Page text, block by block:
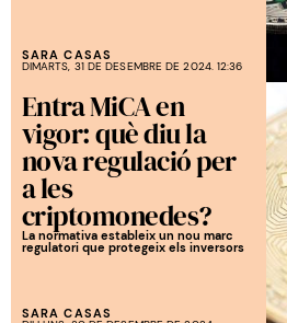
SARA CASAS
DIMARTS, 31 DE DESEMBRE DE 2024. 12:36
Entra MiCA en
vigor: què diu la
nova regulació per
a les
criptomonedes?
La normativa estableix un nou marc
regulatori que protegeix els inversors
SARA CASAS